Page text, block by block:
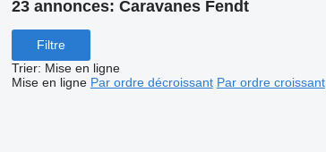
23 annonces: Caravanes Fendt
Filtre
Trier: Mise en ligne
Mise en ligne Par ordre décroissant Par ordre croissant